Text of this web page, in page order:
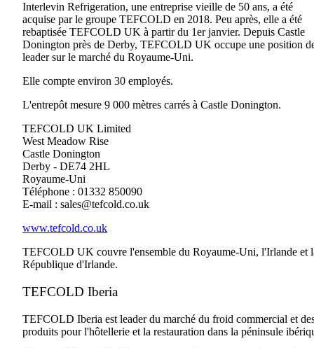
Interlevin Refrigeration, une entreprise vieille de 50 ans, a été
acquise par le groupe TEFCOLD en 2018. Peu après, elle a été
rebaptisée TEFCOLD UK à partir du 1er janvier. Depuis Castle
Donington près de Derby, TEFCOLD UK occupe une position
leader sur le marché du Royaume-Uni.
Elle compte environ 30 employés.
L'entrepôt mesure 9 000 mètres carrés à Castle Donington.
TEFCOLD UK Limited
West Meadow Rise
Castle Donington
Derby - DE74 2HL
Royaume-Uni
Téléphone : 01332 850090
E-mail : sales@tefcold.co.uk
www.tefcold.co.uk
TEFCOLD UK couvre l'ensemble du Royaume-Uni, l'Irlande et
République d'Irlande.
TEFCOLD Iberia
TEFCOLD Iberia est leader du marché du froid commercial et
produits pour l'hôtellerie et la restauration dans la péninsule